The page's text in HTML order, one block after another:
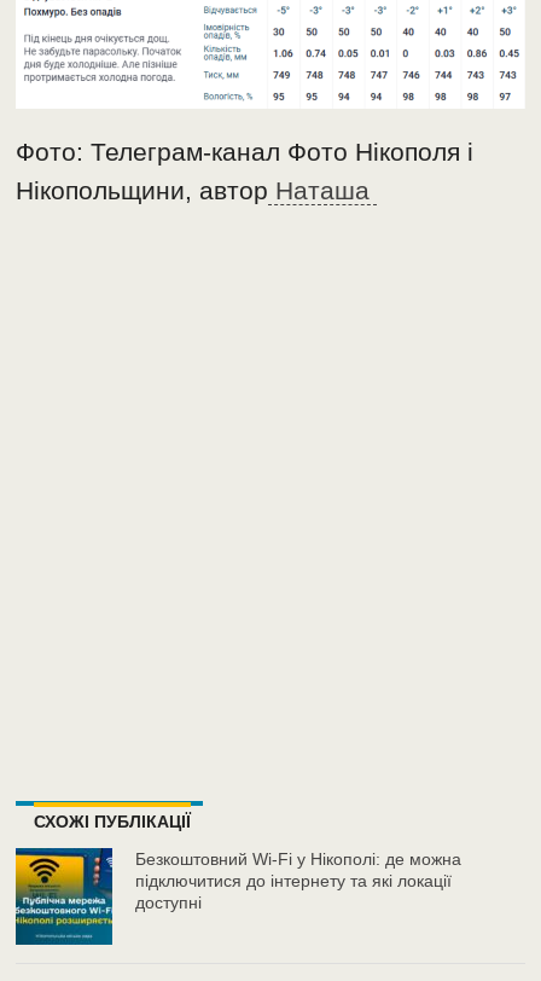
Фото: Телеграм-канал Фото Нікополя і
Нікопольщини, автор Наташа
СХОЖІ ПУБЛІКАЦІЇ
Безкоштовний Wi-Fi у Нікополі: де можна
підключитися до інтернету та які локації
доступні